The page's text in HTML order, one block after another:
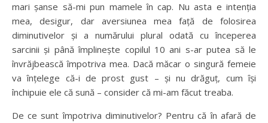
mari șanse să-mi pun mamele în cap. Nu asta e intenția
mea, desigur, dar aversiunea mea față de folosirea
diminutivelor și a numărului plural odată cu începerea
sarcinii și până împlinește copilul 10 ani s-ar putea să le
învrăjbească împotriva mea. Dacă măcar o singură femeie
va înțelege că-i de prost gust – și nu drăguț, cum își
închipuie ele că sună – consider că mi-am făcut treaba.
De ce sunt împotriva diminutivelor? Pentru că în afară de